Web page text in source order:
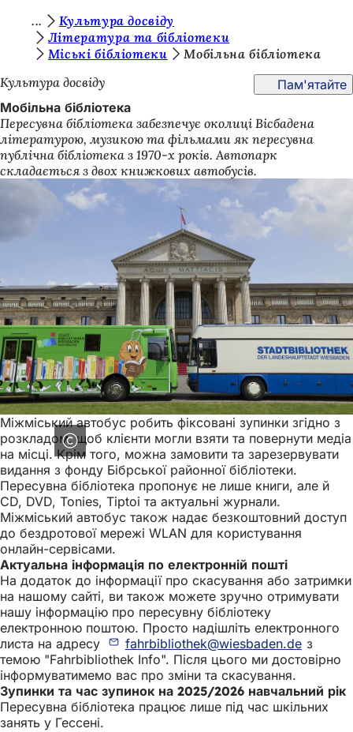
Перейти до змісту
т
у
т
:
Культура досвіду
Література та бібліотеки
Міські бібліотеки
Мобільна бібліотека
Культура досвіду
Пам'ятайте
Мобільна бібліотека
Пересувна бібліотека забезпечує околиці Вісбадена
літературою, музикою та фільмами як пересувна
публічна бібліотека з 1970-х років. Автопарк
складається з двох книжкових автобусів.
Міжміський автобус робить фіксовані зупинки згідно з
розкладом, щоб клієнти могли взяти та повернути медіа
на місці. Крім того, можна замовити та зарезервувати
видання з фонду Бібрської районної бібліотеки.
Пересувна бібліотека пропонує не лише книги, але й
CD, DVD, Tonies, Tiptoi та актуальні журнали.
Міжміський автобус також надає безкоштовний доступ
до бездротової мережі WLAN для користування
онлайн-сервісами.
Актуальна інформація по електронній пошті
На додаток до інформації про скасування або затримки
на нашому сайті, ви також можете зручно отримувати
нашу інформацію про пересувну бібліотеку
електронною поштою. Просто надішліть електронного
листа на адресу
fahrbibliothek wiesbaden de з
темою "Fahrbibliothek Info". Після цього ми достовірно
інформуватимемо вас про зміни та скасування.
Зупинки та час зупинок на 2025/2026 навчальний рік
Пересувна бібліотека працює лише під час шкільних
занять у Гессені.